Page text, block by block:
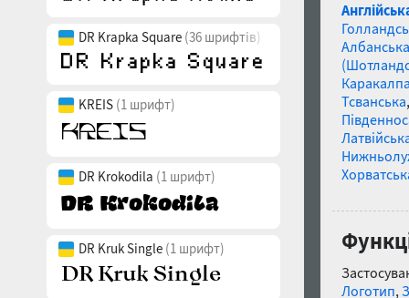
DR Krapka Square (36 шрифтів)
KREIS (1 шрифт)
DR Krokodila (1 шрифт)
DR Kruk Single (1 шрифт)
Албанська
Тсванська
Логотип,